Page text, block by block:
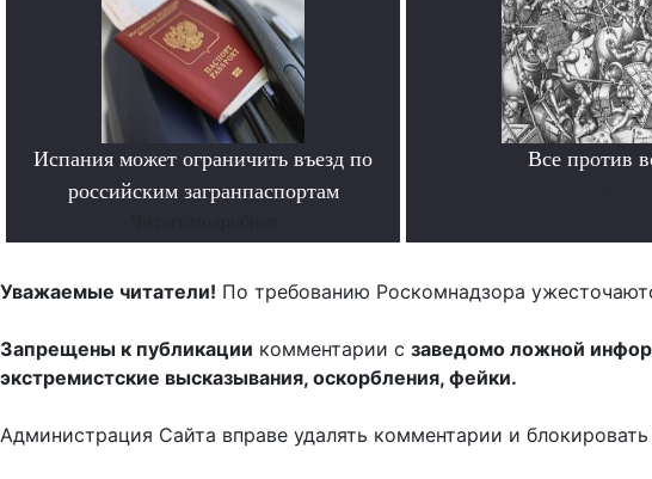
Испания может ограничить въезд по
российским загранпаспортам
Все против
Уважаемые читатели! По требованию Роскомнадзора
Запрещены к публикации комментарии с заведомо ложной
экстремистские высказывания, оскорбления, фейки.
Администрация Сайта вправе удалять комментарии и